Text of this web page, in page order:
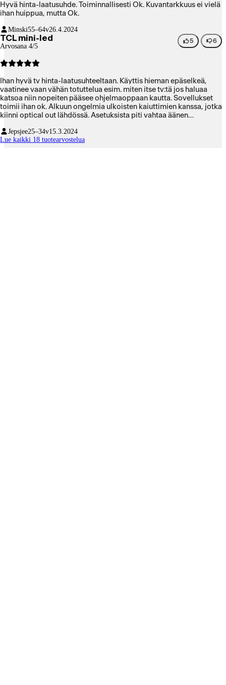
Hyvä hinta-laatusuhde. Toiminnallisesti Ok. Kuvantarkkuus ei vielä
ihan huippua, mutta Ok.
Minski55–64v26.4.2024
TCL mini-led
Arvosana 4/5
5 6
Ihan hyvä tv hinta-laatusuhteeltaan. Käyttis hieman epäselkeä,
vaatinee vaan vähän totuttelua esim. miten itse tv:tä jos haluaa
katsoa niin nopeiten pääsee ohjelmaoppaan kautta. Sovellukset
toimii ihan ok. Alkuun ongelmia ulkoisten kaiuttimien kanssa, jotka
kiinni optical out lähdössä. Asetuksista piti vahtaa äänen
hyvä, mustan taso ja kontrasti ei ihan OLED tasoa mutta aika
lähellä.
Jepsjee25–34v15.3.2024
Lue kaikki 18 tuotearvostelua